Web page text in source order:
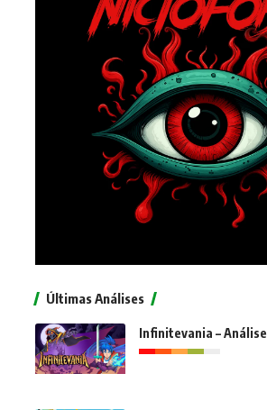
Últimas Análises
Infinitevania – Análise